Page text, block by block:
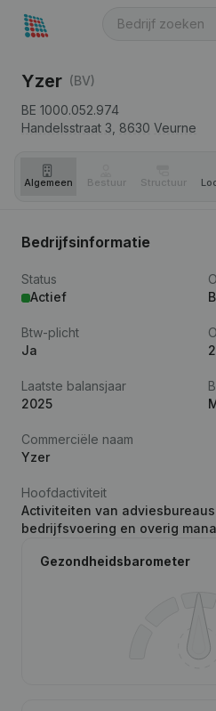
Yzer (BV)
BE 1000.052.974
Handelsstraat 3, 8630 Veurne
Algemeen Bestuur Structuur
Bedrijfsinformatie
Status
Actief
Btw-plicht
Ja
Laatste balansjaar
2025
Commerciële naam
Yzer
Hoofdactiviteit
Activiteiten van
bedrijfsvoering en overig
Gezondheidsbarometer